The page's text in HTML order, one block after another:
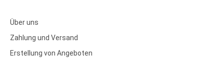
Über uns
Zahlung und Versand
Erstellung von Angeboten